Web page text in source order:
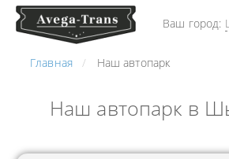
Ваш город:
Главная Наш автопарк
Наш автопарк в